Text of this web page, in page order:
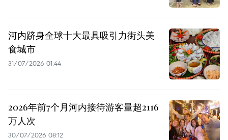
河内跻身全球十大最具吸引力街头美
食城市
31/07/2026 01:44
2026年前7个月河内接待游客量超2116
万人次
30/07/2026 08:12